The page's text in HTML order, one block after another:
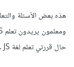
هذه بعض الأسئلة
حال قررتي تعلم لغة JS .